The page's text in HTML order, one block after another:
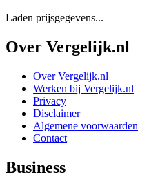
Laden prijsgegevens...
Over Vergelijk.nl
Over Vergelijk.nl
Werken bij Vergelijk.nl
Privacy
Disclaimer
Algemene voorwaarden
Contact
Business